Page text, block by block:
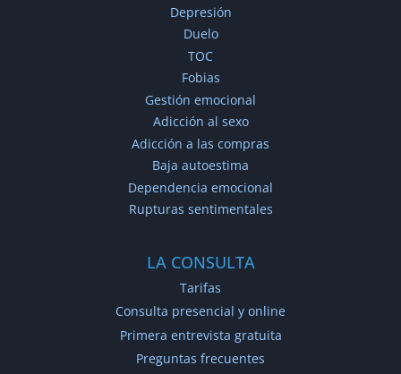
Depresión
Duelo
TOC
Fobias
Gestión emocional
Adicción al sexo
Adicción a las compras
Baja autoestima
Dependencia emocional
Rupturas sentimentales
LA CONSULTA
Tarifas
Consulta presencial y online
Primera entrevista gratuita
Preguntas frecuentes